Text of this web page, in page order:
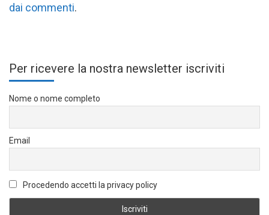
dai commenti.
Per ricevere la nostra newsletter iscriviti
Nome o nome completo
Email
Procedendo accetti la privacy policy